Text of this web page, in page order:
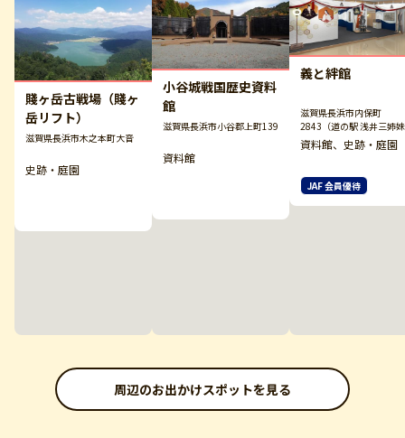
賤ヶ岳古戦場（賤ヶ
岳リフト）
滋賀県長浜市木之本町大音
史跡・庭園
小谷城戦国歴史資料
館
滋賀県長浜市小谷郡上町139
資料館
義と絆館
滋賀県長浜市内保町
2843（道の駅 浅井三姉
郷の西隣）
資料館、史跡・庭園
JAF 会員優待
周辺のお出かけスポットを見る